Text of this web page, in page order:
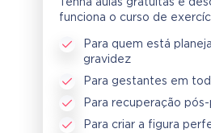
Tenha aulas gratuitas e
funciona o curso de
Para quem está
gravidez
Para gestantes em
Para recuperação
Para criar a figura